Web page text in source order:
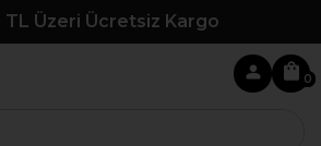
TL Üzeri Ücretsiz Kargo
0